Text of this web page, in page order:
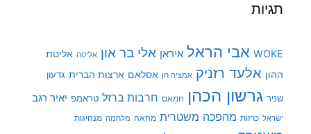
תגיות
WOKE אבי הראל איראן אלי בר און אליטה אליטת
ההון אלעד רזניק אמציה חן אסלאם ארצות הברית גדעון
שניר גרשון הכהן חמאס חרבות ברזל טראמפ יאיר רגב
ישראל כרזות מהפכה משטרית מחאה מלחמה מנהיגות